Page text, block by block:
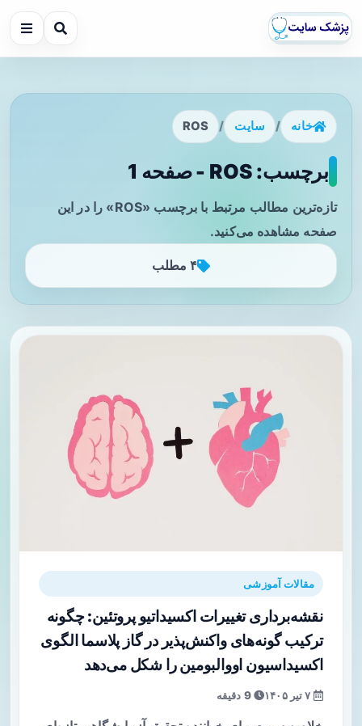
خانه / سایت /
ROS
برچسب: ROS - صفحه 1
تازه‌ترین مطالب مرتبط با برچسب «ROS» را در این
صفحه مشاهده می‌کنید.
۴ مطلب
مقالات آموزشی
نقشه‌برداری تغییرات اکسیداتیو پروتئین: چگونه
ترکیب گونه‌های واکنش‌پذیر در گاز پلاسما الگوی
اکسیداسیون اووالبومین را شکل می‌دهد
9 دقیقه